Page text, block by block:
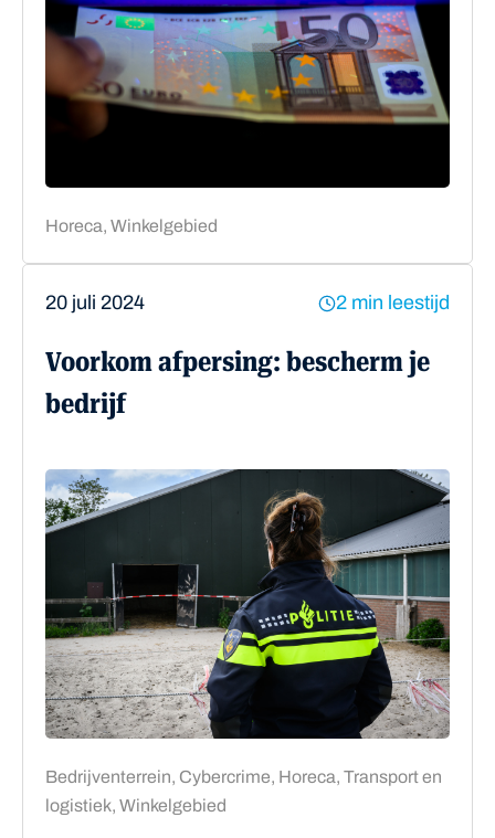
Horeca, Winkelgebied
20 juli 2024 2 min leestijd
Voorkom afpersing: bescherm je
bedrijf
Bedrijventerrein, Cybercrime, Horeca, Transport en
logistiek, Winkelgebied